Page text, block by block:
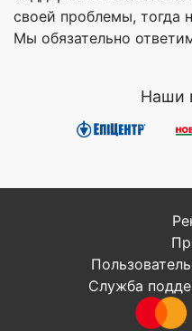
своей проблемы, тогда
Мы обязательно
Наши
Служба